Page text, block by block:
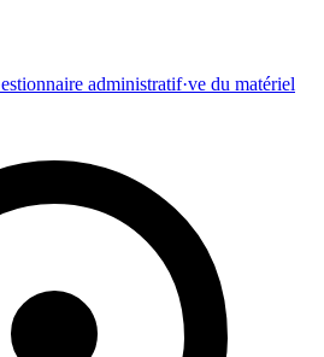
administratif·ve du matériel